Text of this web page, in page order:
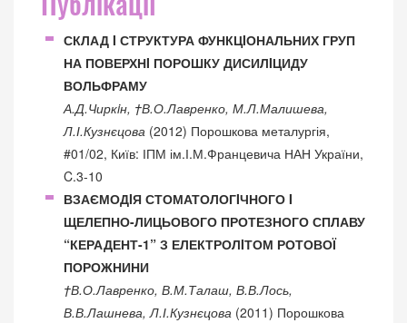
СКЛАД I СТРУКТУРА ФУНКЦIОНАЛЬНИХ ГРУП
НА ПОВЕРХНI ПОРОШКУ ДИСИЛIЦИДУ
ВОЛЬФРАМУ
А.Д.Чиркiн, †В.О.Лавренко, М.Л.Малишева,
Л.І.Кузнєцова (2012) Порошкова металургія,
#01/02, Київ: ІПМ ім.І.М.Францевича НАН України,
C.3-10
ВЗАЄМОДIЯ СТОМАТОЛОГIЧНОГО I
ЩЕЛЕПНО-ЛИЦЬОВОГО ПРОТЕЗНОГО СПЛАВУ
“КЕРАДЕНТ-1” З ЕЛЕКТРОЛIТОМ РОТОВОЇ
ПОРОЖНИНИ
†В.О.Лавренко, В.М.Талаш, В.В.Лось,
В.В.Лашнева, Л.І.Кузнєцова (2011) Порошкова